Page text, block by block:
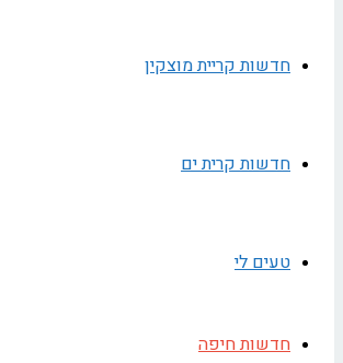
חדשות קריית מוצקין
חדשות קרית ים
טעים לי
חדשות חיפה